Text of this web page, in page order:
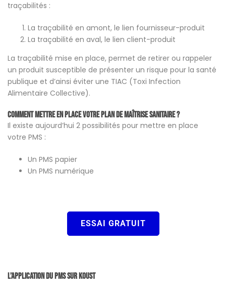
traçabilités :
La traçabilité en amont, le lien fournisseur-produit
La traçabilité en aval, le lien client-produit
La traçabilité mise en place, permet de retirer ou rappeler
un produit susceptible de présenter un risque pour la santé
publique et d’ainsi éviter une TIAC (Toxi Infection
Alimentaire Collective).
Comment mettre en place votre Plan de Maîtrise Sanitaire ?
Il existe aujourd’hui 2 possibilités pour mettre en place
votre PMS :
Un PMS papier
Un PMS numérique
ESSAI GRATUIT
L’application du PMS sur Koust